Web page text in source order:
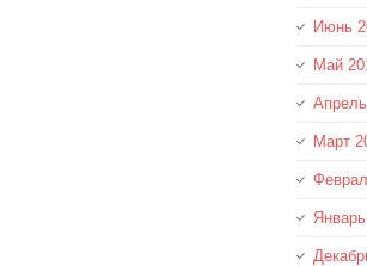
Июнь
Май
Март